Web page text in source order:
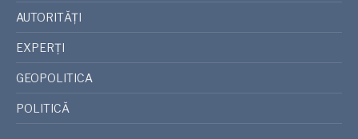
AUTORITĂȚI
EXPERȚI
GEOPOLITICA
POLITICĂ